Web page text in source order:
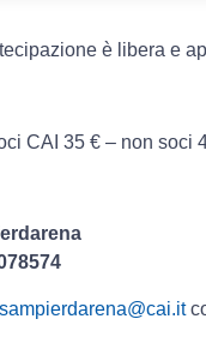
è libera e
CAI 35 € – non soci
sampierdarena@cai.it